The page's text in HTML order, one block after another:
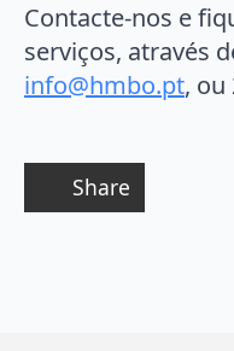
Contacte-nos e
serviços, através
info@hmbo.pt, ou
Share